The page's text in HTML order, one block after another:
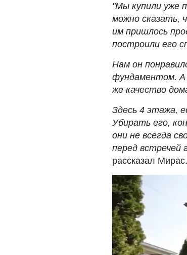
"Мы купили уже
можно сказать,
им пришлось
построили его
Нам он
фундаментом. А
же качество
Здесь 4 этажа,
Убирать его,
они не всегда
перед встречей
рассказал Мирас.